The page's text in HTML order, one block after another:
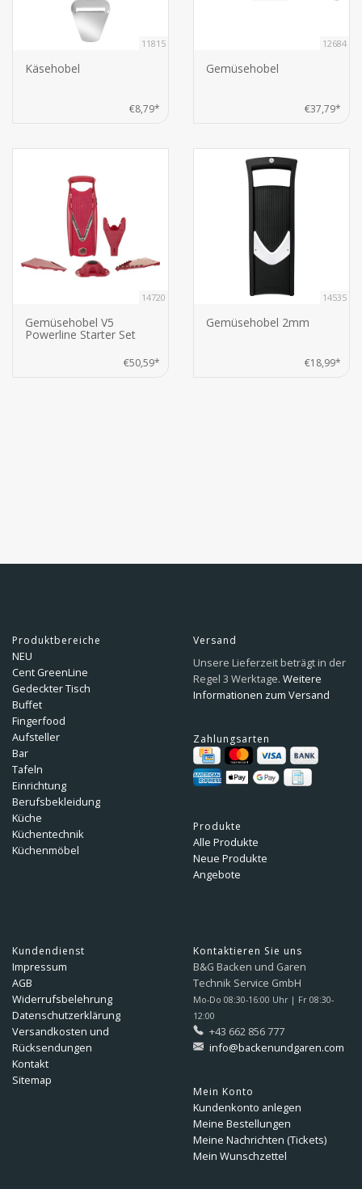
11815
Käsehobel
€8,79*
12684
Gemüsehobel
€37,79*
14720
Gemüsehobel V5
Powerline Starter Set
€50,59*
14535
Gemüsehobel 2mm
€18,99*
Produktbereiche
NEU
Cent GreenLine
Gedeckter Tisch
Buffet
Fingerfood
Aufsteller
Bar
Tafeln
Einrichtung
Berufsbekleidung
Küche
Küchentechnik
Küchenmöbel
Versand
Unsere Lieferzeit beträgt in der
Regel 3 Werktage. Weitere
Informationen zum Versand
Zahlungsarten
Produkte
Alle Produkte
Neue Produkte
Angebote
Kundendienst
Impressum
AGB
Widerrufsbelehrung
Datenschutzerklärung
Versandkosten und
Rücksendungen
Kontakt
Sitemap
Kontaktieren Sie uns
B&G Backen und Garen
Technik Service GmbH
Mo-Do 08:30-16:00 Uhr | Fr 08:30-
12:00
+43 662 856 777
info@backenundgaren.com
Mein Konto
Kundenkonto anlegen
Meine Bestellungen
Meine Nachrichten (Tickets)
Mein Wunschzettel